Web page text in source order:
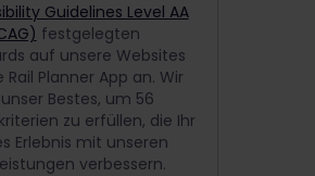
Guidelines Level AA
festgelegten
auf unsere Websites
Rail Planner App an. Wir
Bestes, um 56
zu erfüllen, die Ihr
Erlebnis mit unseren
verbessern.